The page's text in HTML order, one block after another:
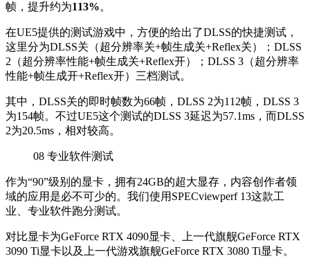
帧，提升约为113%。
在UE5提供的测试游戏中，方便的给出了DLSS的快捷测试，
这里分为DLSS关（超分辨率关+帧生成关+Reflex关）；DLSS
2（超分辨率性能+帧生成关+Reflex开）；DLSS 3（超分辨率
性能+帧生成开+Reflex开）三档测试。
其中，DLSS关的即时帧数为66帧，DLSS 2为112帧，DLSS 3
为154帧。不过UE5这个测试的DLSS 3延迟为57.1ms，而DLSS
2为20.5ms，相对较高。
08 专业软件测试
作为“90”级别的显卡，拥有24GB的超大显存，内容创作者领
域的应用是必不可少的。我们使用SPECviewperf 13这款工
业、专业软件跑分测试。
对比显卡为GeForce RTX 4090显卡、上一代旗舰GeForce RTX
3090 Ti显卡以及上一代游戏旗舰GeForce RTX 3080 Ti显卡。